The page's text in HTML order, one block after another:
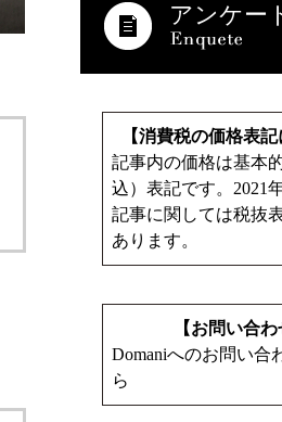
アンケー
【消費税の価格表記
記事内の価格は基本
込）表記です。2021
記事に関しては税抜
あります。
【お問い合わ
Domaniへのお問い合
ら